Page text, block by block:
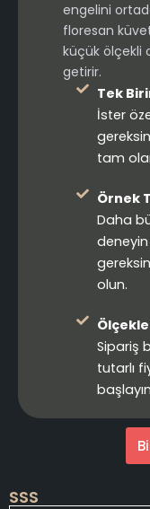
engelini
floresan
küçük ölçekli
getirir.
Tek
İster
tam
Örnek
Daha
olun.
Sipariş
tutarlı
SSS